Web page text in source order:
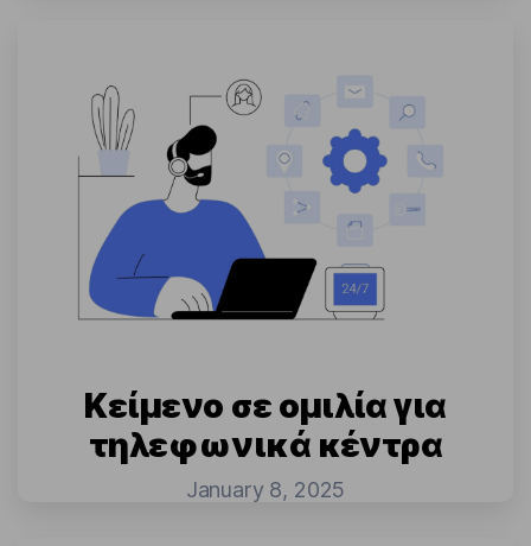
Κείμενο σε ομιλία για
τηλεφωνικά κέντρα
January 8, 2025